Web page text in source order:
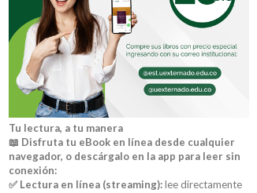
Tu lectura, a tu manera
📖 Disfruta tu eBook en línea desde cualquier
navegador, o descárgalo en la app para leer sin
conexión:
✅ Lectura en línea (streaming):lee directamente